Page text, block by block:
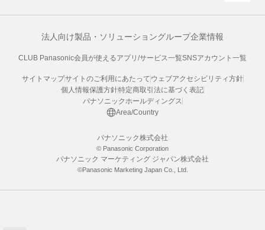
法人向け製品・ソリューショングループ企業情報
CLUB Panasonic会員が使えるアプリ/サービス一覧SNSアカウント一覧
サイトマップサイトのご利用にあたって ウェブアクセシビリティ方針
個人情報保護方針特定商取引法に基づく表記
パナソニックホールディングス
Area/Country
パナソニック株式会社
© Panasonic Corporation
パナソニック マーケティング ジャパン株式会社
©Panasonic Marketing Japan Co., Ltd.